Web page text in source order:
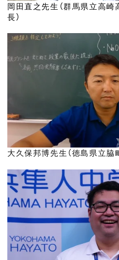
岡田直之先生（群馬県立高崎
長）
大久保邦博先生（徳島県立脇